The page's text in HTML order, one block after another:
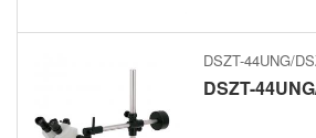
DSZT-44UNG/
DSZT-